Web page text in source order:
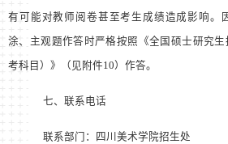
有可能对教师阅卷甚至考生成绩造成影响。
涂、主观题作答时严格按照《全国硕士研究
考科目）》（见附件10）作答。
七、联系电话
联系部门：四川美术学院招生处